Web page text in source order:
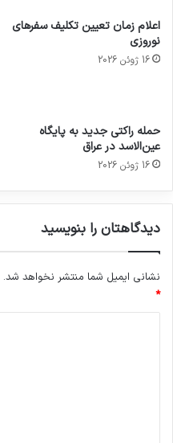
اعلام زمان تعیین تکلیف سفرهای
نوروزی
16 ژوئن 2026
حمله راکتی جدید به پایگاه
عین‌الاسد در عراق
16 ژوئن 2026
دیدگاهتان را بنویسید
نشانی ایمیل شما منتشر نخواهد شد.
*